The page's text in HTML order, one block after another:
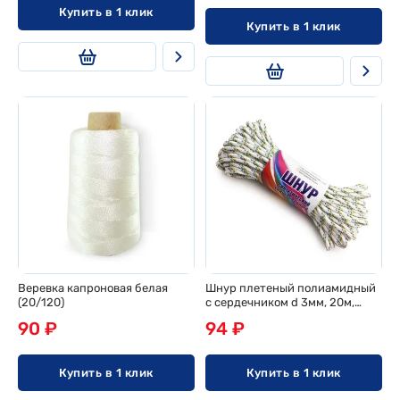
Купить в 1 клик
Купить в 1 клик
Веревка капроновая белая
(20/120)
90 ₽
Купить в 1 клик
Шнур плетеный полиамидный
с сердечником d 3мм, 20м,
94 ₽
Купить в 1 клик